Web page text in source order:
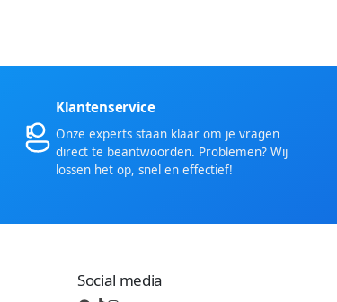
Klantenservice
Onze experts staan klaar om je vragen
direct te beantwoorden. Problemen? Wij
lossen het op, snel en effectief!
Social media